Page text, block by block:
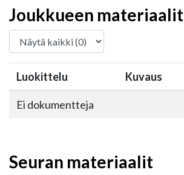
Joukkueen materiaalit
Luokittelu Kuvaus
Ei dokumentteja
Seuran materiaalit